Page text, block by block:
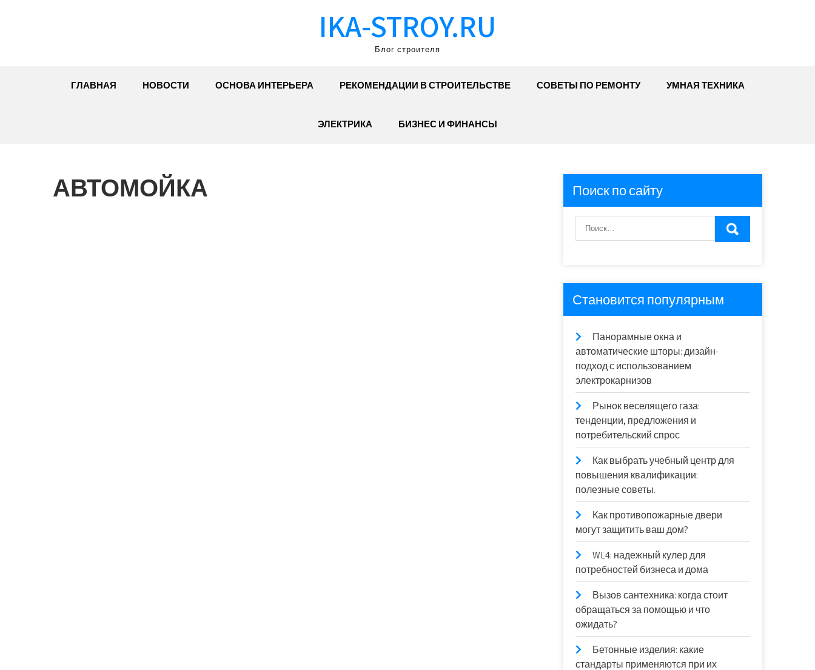
IKA-STROY.RU
Блог строителя
ГЛАВНАЯ НОВОСТИ ОСНОВА ИНТЕРЬЕРА РЕКОМЕНДАЦИИ В СТРОИТЕЛЬСТВЕ СОВЕТЫ ПО РЕМОНТУ УМНАЯ ТЕХНИКА
ЭЛЕКТРИКА БИЗНЕС И ФИНАНСЫ
АВТОМОЙКА Поиск по сайту
Становится популярным
Панорамные окна и
автоматические шторы: дизайн-
подход с использованием
электрокарнизов
Рынок веселящего газа:
тенденции, предложения и
потребительский спрос
Как выбрать учебный центр для
повышения квалификации:
полезные советы.
Как противопожарные двери
могут защитить ваш дом?
WL4: надежный кулер для
потребностей бизнеса и дома
Вызов сантехника: когда стоит
обращаться за помощью и что
ожидать?
Бетонные изделия: какие
стандарты применяются при их